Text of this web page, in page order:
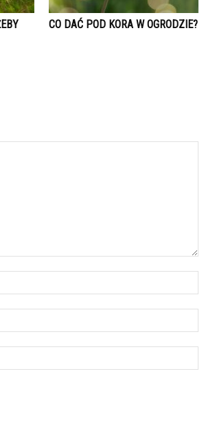
CO DAĆ POD KORA W OGRODZIE?